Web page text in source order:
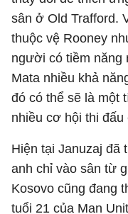
sân ở Old Trafford.
thuộc vệ Rooney
người có tiềm năng
Mata nhiều khả
đó có thể sẽ là một
nhiều cơ hội thi
Hiện tại Januzaj đã
anh chỉ vào sân từ
Kosovo cũng đang
tuổi 21 của Man